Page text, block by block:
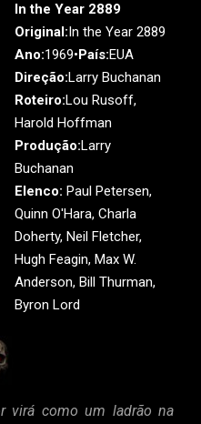
In the Year 2889
Original:In the Year 2889
Ano:1969•País:EUA
Direção:Larry Buchanan
Roteiro:Lou Rusoff,
Harold Hoffman
Produção:Larry
Buchanan
Elenco: Paul Petersen,
Quinn O'Hara, Charla
Doherty, Neil Fletcher,
Hugh Feagin, Max W.
Anderson, Bill Thurman,
Byron Lord
virá como um ladrão na